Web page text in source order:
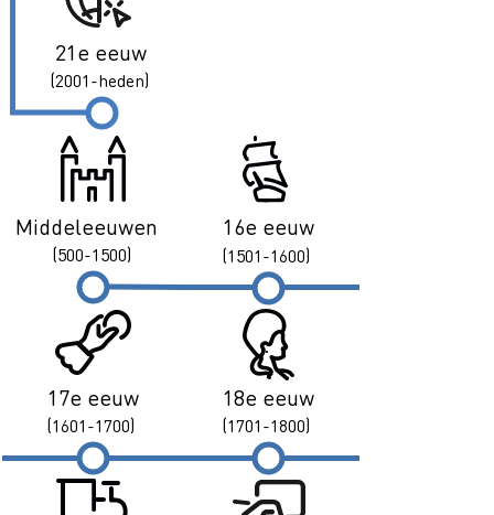
21e eeuw
(2001-heden)
Middeleeuwen
(500-1500)
16e eeuw
(1501-1600)
17e eeuw
(1601-1700)
18e eeuw
(1701-1800)